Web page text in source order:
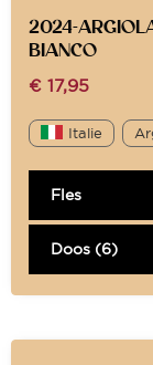
2024-
BIANCO
€ 17,95
Italie
Fles
Doos (6)